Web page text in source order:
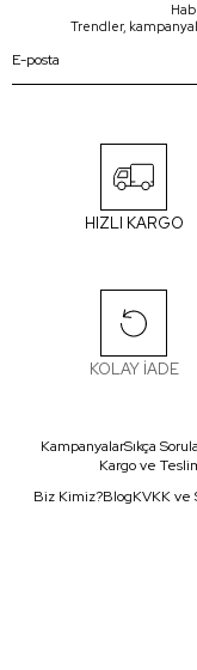
Trendler,
HIZLI KARGO
KOLAY İADE
KampanyalarSıkça
Kargo ve
Biz Kimiz?BlogKVKK ve